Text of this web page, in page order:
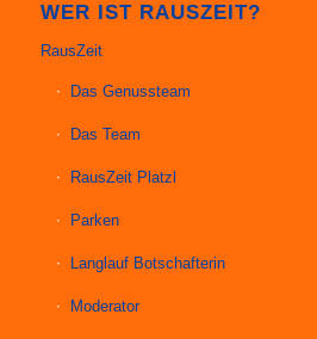
WER IST RAUSZEIT?
RausZeit
Das Genussteam
Das Team
RausZeit Platzl
Parken
Langlauf Botschafterin
Moderator